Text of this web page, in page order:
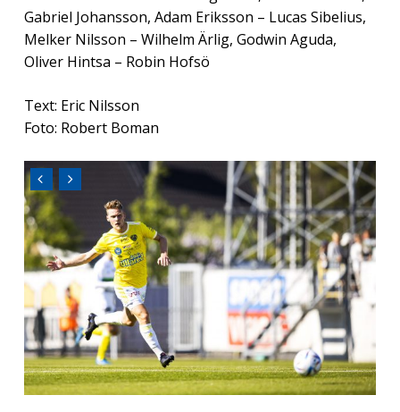
Gabriel Johansson, Adam Eriksson – Lucas Sibelius,
Melker Nilsson – Wilhelm Ärlig, Godwin Aguda,
Oliver Hintsa – Robin Hofsö
Text: Eric Nilsson
Foto: Robert Boman